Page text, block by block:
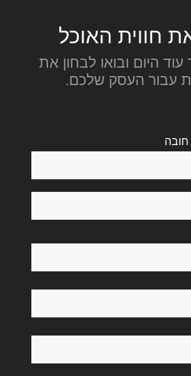
חווית האוכל
עוד היום ובואו לבחון את
עבור העסק שלכם.
חובה